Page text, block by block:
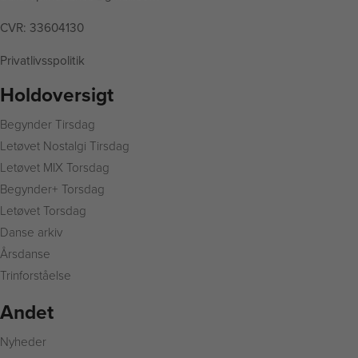
CVR: 33604130
Privatlivsspolitik
Holdoversigt
Begynder Tirsdag
Letøvet Nostalgi Tirsdag
Letøvet MIX Torsdag
Begynder+ Torsdag
Letøvet Torsdag
Danse arkiv
Årsdanse
Trinforståelse
Andet
Nyheder